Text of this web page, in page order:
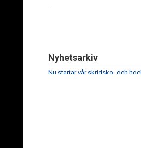
Nyhetsarkiv
Nu startar vår skridsko- och